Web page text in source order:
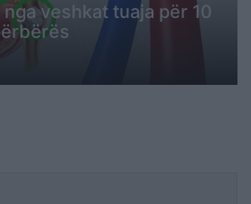
veshkat tuaja për 10